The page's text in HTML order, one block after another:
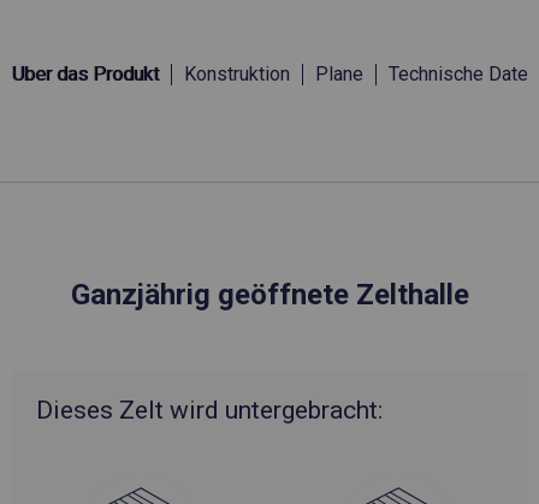
Über das Produkt Konstruktion Plane Technische Daten
Ganzjährig geöffnete Zelthalle
Dieses Zelt wird untergebracht: